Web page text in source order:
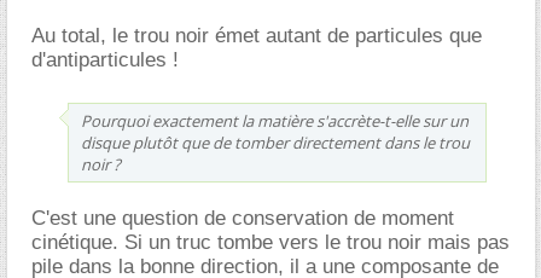
Au total, le trou noir émet autant de particules que
d'antiparticules !
Pourquoi exactement la matière s'accrète-t-elle sur un
disque plutôt que de tomber directement dans le trou
noir ?
C'est une question de conservation de moment
cinétique. Si un truc tombe vers le trou noir mais pas
pile dans la bonne direction, il a une composante de